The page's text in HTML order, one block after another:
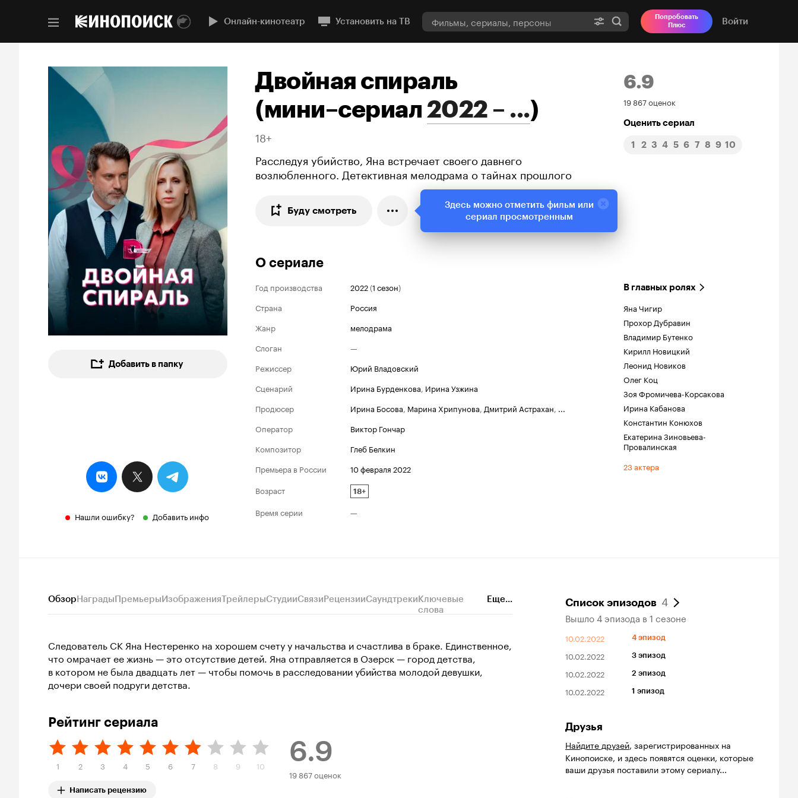
Онлайн-кинотеатр Установить на ТВ
Попробовать
Плюс
Войти
Добавить в папку
Нашли ошибку? Добавить инфо
Двойная спираль
(мини–сериал2022 – ...)
18+
Расследуя убийство, Яна встречает своего давнего
возлюбленного. Детективная мелодрама о тайнах прошлого
Буду смотреть
6.9
Рейтинг
Кинопоиска
6.9
19 867 оценок
Оценить сериал
1 2 3 4 5 6 7 8 9 10
О сериале
Год производства 2022(1 сезон)
Страна
Россия
Жанр
мелодрама
Слоган
—
Режиссер
Юрий Владовский
Сценарий
Ирина Бурденкова, Ирина Узжина
Продюсер
Ирина Босова, Марина Хрипунова, Дмитрий Астрахан, ...
Оператор
Виктор Гончар
Композитор
Глеб Белкин
Премьера в России
10 февраля 2022
Возраст
18+
Время серии —
В главных ролях
Яна Чигир
Прохор Дубравин
Владимир Бутенко
Кирилл Новицкий
Леонид Новиков
Олег Коц
Зоя Фромичева-Корсакова
Ирина Кабанова
Константин Конюхов
Екатерина Зиновьева-
Провалинская
23 актера
ОбзорНаградыПремьерыИзображенияТрейлерыСтудииСвязиРецензииСаундтрекиКлючевые
слова
Еще...
Следователь СК Яна Нестеренко на хорошем счету у начальства и счастлива в браке. Единственное,
что омрачает ее жизнь — это отсутствие детей. Яна отправляется в Озерск — город детства,
в котором не была двадцать лет — чтобы помочь в расследовании убийства молодой девушки,
дочери своей подруги детства.
Рейтинг сериала
1 2 3 4 5 6 7 8 9 10
Написать рецензию
6.9
Рейтинг
19 867 оценок
Список эпизодов 4
Вышло 4 эпизода в 1 сезоне
10.02.2022 4 эпизод
10.02.2022 3 эпизод
10.02.2022 2 эпизод
10.02.2022 1 эпизод
Друзья
Найдите друзей, зарегистрированных на
Кинопоиске, и здесь появятся оценки, которые
ваши друзья поставили этому сериалу...
Здесь можно отметить фильм или
сериал просмотренным